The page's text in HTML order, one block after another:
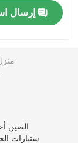
أحادي
أحادي
الجلسرين
مستحلب
إرسال
الصين
ستيارات